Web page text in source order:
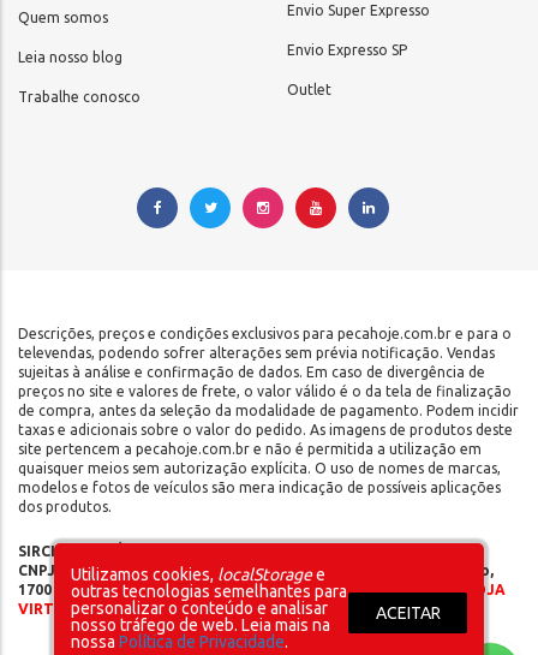
Quem somos
Leia nosso blog
Trabalhe conosco
Envio Super Expresso
Envio Expresso SP
Outlet
Descrições, preços e condições exclusivos para pecahoje.com.br e para o
televendas, podendo sofrer alterações sem prévia notificação. Vendas
sujeitas à análise e confirmação de dados. Em caso de divergência de
preços no site e valores de frete, o valor válido é o da tela de finalização
de compra, antes da seleção da modalidade de pagamento. Podem incidir
taxas e adicionais sobre o valor do pedido. As imagens de produtos deste
site pertencem a pecahoje.com.br e não é permitida a utilização em
quaisquer meios sem autorização explícita. O uso de nomes de marcas,
modelos e fotos de veículos são mera indicação de possíveis aplicações
dos produtos.
SIRCILLI COMÉRCIO DE COMPONENTES AUTOMOTIVOS LTDA |
CNPJ: 17.653.102/0001-09 | IE: 142.141.908.115 | Rua do Manifesto,
1700 - Ipiranga - São Paulo/SP - CEP 04209-002 |SOMOS UMA LOJA
VIRTUAL – NÃO POSSUÍMOS LOJA FÍSICA
ACEITAR
Utilizamos cookies, localStoragee
outras tecnologias semelhantes para
personalizar o conteúdo e analisar
nosso tráfego de web. Leia mais na
nossa Política de Privacidade.